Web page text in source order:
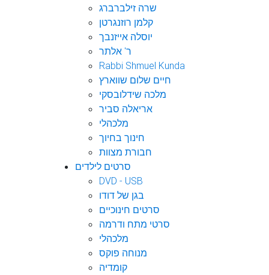
שרה זילברברג
קלמן רוזנגרטן
יוסלה אייזנבך
ר' אלתר
Rabbi Shmuel Kunda
חיים שלום שווארץ
מלכה שידלובסקי
אריאלה סביר
מלכהלי
חינוך בחיוך
חבורת מצוות
סרטים לילדים
DVD - USB
בגן של דודו
סרטים חינוכיים
סרטי מתח ודרמה
מלכהלי
מנוחה פוקס
קומדיה